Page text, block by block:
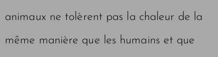
animaux ne tolèrent pas la chaleur de la
même manière que les humains et que